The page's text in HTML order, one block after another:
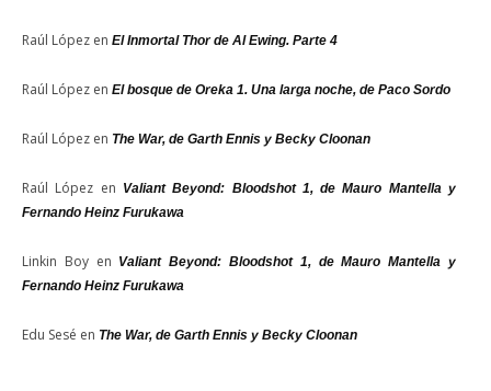
Raúl López en El Inmortal Thor de Al Ewing. Parte 4
Raúl López en El bosque de Oreka 1. Una larga noche, de Paco Sordo
Raúl López en The War, de Garth Ennis y Becky Cloonan
Raúl López en Valiant Beyond: Bloodshot 1, de Mauro Mantella y
Fernando Heinz Furukawa
Linkin Boyen Valiant Beyond: Bloodshot 1, de Mauro Mantella y
Fernando Heinz Furukawa
Edu Sesé en The War, de Garth Ennis y Becky Cloonan